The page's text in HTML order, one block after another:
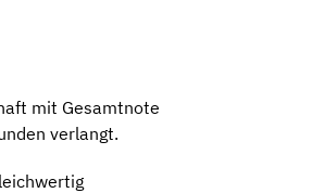
mit Gesamtnote
verlangt.